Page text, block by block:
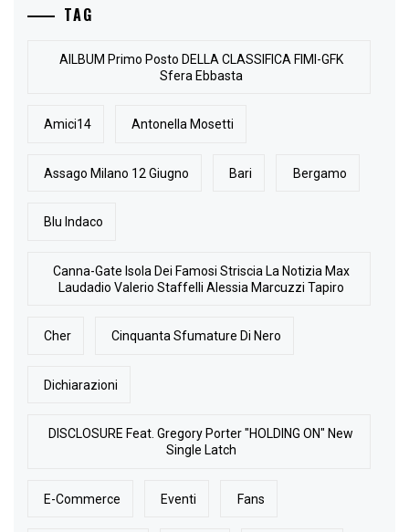
TAG
AlLBUM Primo Posto DELLA CLASSIFICA FIMI-GFK
Sfera Ebbasta
Amici14 Antonella Mosetti
Assago Milano 12 Giugno Bari Bergamo
Blu Indaco
Canna-Gate Isola Dei Famosi Striscia La Notizia Max
Laudadio Valerio Staffelli Alessia Marcuzzi Tapiro
Cher Cinquanta Sfumature Di Nero
Dichiarazioni
DISCLOSURE Feat. Gregory Porter "HOLDING ON" New
Single Latch
E-Commerce Eventi Fans